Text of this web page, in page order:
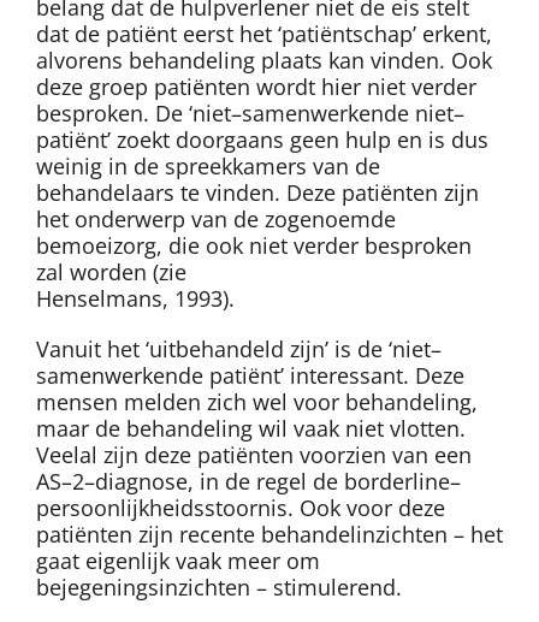
belang dat de hulpverlener niet de eis stelt
dat de patiënt eerst het ‘patiëntschap’ erkent,
alvorens behandeling plaats kan vinden. Ook
deze groep patiënten wordt hier niet verder
besproken. De ‘niet–samenwerkende niet–
patiënt’ zoekt doorgaans geen hulp en is dus
weinig in de spreekkamers van de
behandelaars te vinden. Deze patiënten zijn
het onderwerp van de zogenoemde
bemoeizorg, die ook niet verder besproken
zal worden (zie
Henselmans, 1993).
Vanuit het ‘uitbehandeld zijn’ is de ‘niet–
samenwerkende patiënt’ interessant. Deze
mensen melden zich wel voor behandeling,
maar de behandeling wil vaak niet vlotten.
Veelal zijn deze patiënten voorzien van een
AS–2–diagnose, in de regel de borderline–
persoonlijkheidsstoornis. Ook voor deze
patiënten zijn recente behandelinzichten – het
gaat eigenlijk vaak meer om
bejegeningsinzichten – stimulerend.